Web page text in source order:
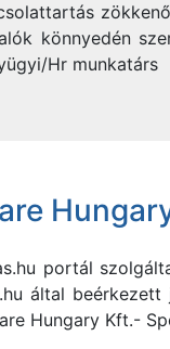
könnyedén
Hr munkatárs
portál
által
Hungary Kft.-